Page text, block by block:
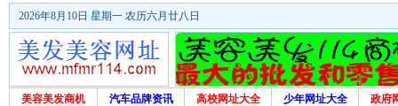
2026年8月10日 星期一 农历六月廿八日
美容美发商机 汽车品牌资讯 高校网址大全 少年网址大全 政府